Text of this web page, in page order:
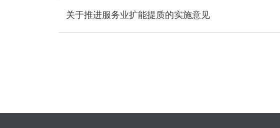
关于推进服务业扩能提质的实施意见